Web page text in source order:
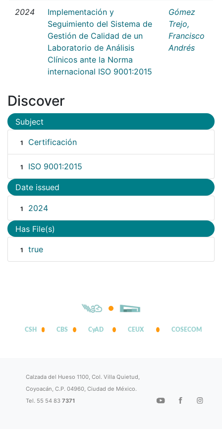
2024
Implementación y
Seguimiento del Sistema de
Gestión de Calidad de un
Laboratorio de Análisis
Clínicos ante la Norma
internacional ISO 9001:2015
Gómez
Trejo,
Francisco
Andrés
Discover
Subject
1 Certificación
1 ISO 9001:2015
Date issued
1 2024
Has File(s)
1 true
CSH CBS CyAD CEUX COSECOM
Calzada del Hueso 1100, Col. Villa Quietud,
Coyoacán, C.P. 04960, Ciudad de México.
Tel. 55 54 837371